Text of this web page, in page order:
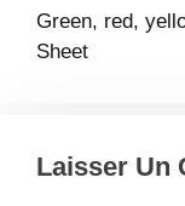
Green, red,
Sheet
Laisser Un